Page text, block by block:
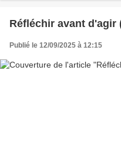
Réfléchir avant d'agir
Publié le 12/09/2025 à 12:15